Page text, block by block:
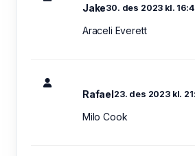
Jake30. des 2023 kl.
Araceli Everett
Rafael23. des 2023 kl.
Milo Cook